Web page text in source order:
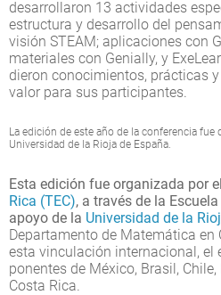
desarrollaron 13 actividades
estructura y desarrollo del
visión STEAM; aplicaciones con
materiales con Genially, y
dieron conocimientos, prácticas
valor para sus participantes.
La edición de este año de la conferencia fue
Universidad de la Rioja de España.
Esta edición fue organizada por el
Rica (TEC), a través de la
apoyo de la Universidad de la
Departamento de Matemática
esta vinculación internacional, el
ponentes de México, Brasil,
Costa Rica.